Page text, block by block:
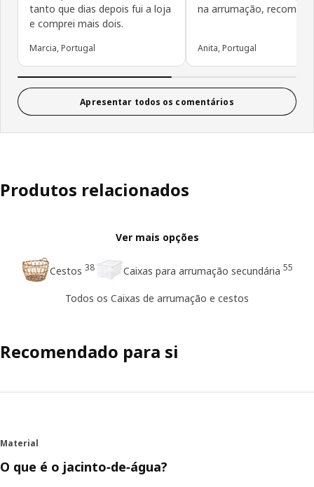
tanto que dias depois fui a loja
e comprei mais dois.
Marcia, Portugal
na arrumação,
Anita, Portugal
Apresentar todos os comentários
Produtos relacionados
Ver mais opções
Cestos 38 Caixas para arrumação secundária 55
Todos os Caixas de arrumação e cestos
Recomendado para si
Material
O que é o jacinto‑de‑água?